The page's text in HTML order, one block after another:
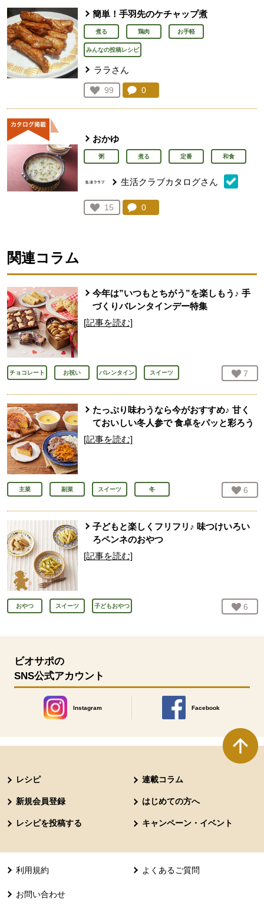
簡単！手羽先のケチャップ煮
煮る 鶏肉 お手軽
みんなの投稿レシピ
ララさん
お気に入り登録：
99
人が登録
コメント：
0
おかゆ
粥 煮る 定番 和食
生活クラブカタログさん
お気に入り登録：
15
人が登録
コメント：
0
関連コラム
今年は”いつもとちがう”を楽しもう♪ 手
づくりバレンタインデー特集
[記事を読む]
チョコレート お祝い バレンタイン スイーツ お気
7
たっぷり味わうなら今がおすすめ♪ 甘く
ておいしい冬人参で 食卓をパッと彩ろう
[記事を読む]
主菜 副菜 スイーツ 冬 お気
6
子どもと楽しくフリフリ♪ 味つけいろい
ろペンネのおやつ
[記事を読む]
おやつ スイーツ 子どもおやつ お気
6
ビオサポの
SNS公式アカウント
Instagram
別のウィンドウで開きます。
Facebook
別のウィンドウで開きます
レシピ 連載コラム
新規会員登録 はじめての方へ
レシピを投稿する キャンペーン・イベント
利用規約 よくあるご質問
お問い合わせ